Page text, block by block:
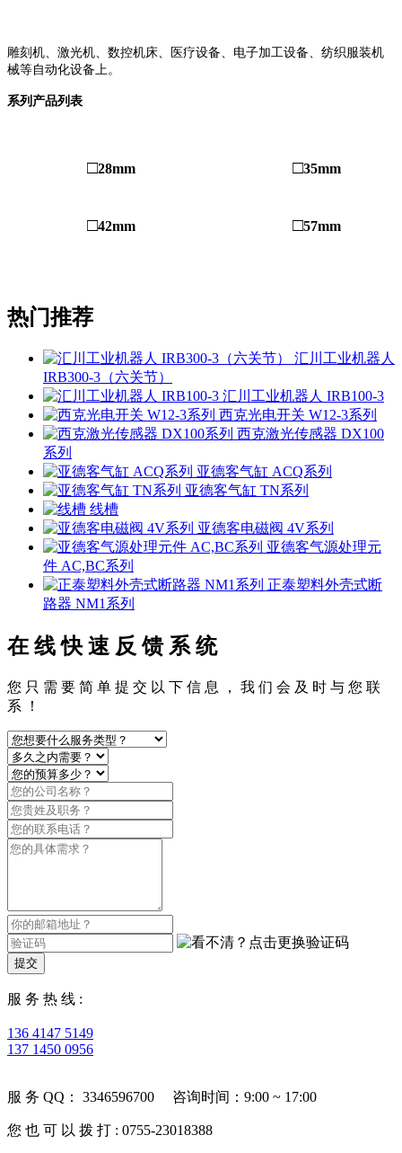
雕刻机、激光机、数控机床、医疗设备、电子加工设备、纺织服装机
械等自动化设备上。
系列产品列表
□28mm □35mm
□42mm □57mm
热门推荐
汇川工业机器人
IRB300-3（六关节）
汇川工业机器人 IRB100-3
西克光电开关 W12-3系列
西克激光传感器 DX100
系列
亚德客气缸 ACQ系列
亚德客气缸 TN系列
线槽
亚德客电磁阀 4V系列
亚德客气源处理元
件 AC,BC系列
正泰塑料外壳式断
路器 NM1系列
在 线 快 速 反 馈 系 统
您 只 需 要 简 单 提 交 以 下 信 息 ， 我 们 会 及 时 与 您 联
系 ！
提交
服 务 热 线 :
136 4147 5149
137 1450 0956
服 务 QQ： 3346596700 咨询时间：9:00 ~ 17:00
您 也 可 以 拨 打 : 0755-23018388